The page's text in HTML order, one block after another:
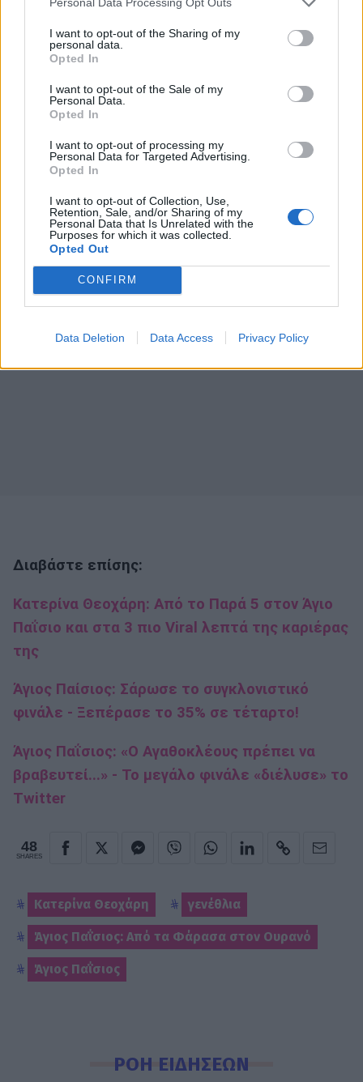
I want to opt-out of the Sharing of my
personal data.
Opted In
I want to opt-out of the Sale of my
Personal Data.
Opted In
I want to opt-out of processing my
Personal Data for Targeted Advertising.
Opted In
I want to opt-out of Collection, Use,
Retention, Sale, and/or Sharing of my
Personal Data that Is Unrelated with the
Purposes for which it was collected.
Opted Out
CONFIRM
Data Deletion Data Access Privacy Policy
Διαβάστε επίσης:
Κατερίνα Θεοχάρη: Από το Παρά 5 στον Άγιο
Παΐσιο και στα 3 πιο Viral λεπτά της καριέρας
της
Άγιος Παίσιος: Σάρωσε το συγκλονιστικό
φινάλε - Ξεπέρασε το 35% σε τέταρτο!
Άγιος Παΐσιος: «Ο Αγαθοκλέους πρέπει να
βραβευτεί...» - To μεγάλο φινάλε «διέλυσε» το
Twitter
48
SHARES
Κατερίνα Θεοχάρη γενέθλια
Άγιος Παΐσιος: Από τα Φάρασα στον Ουρανό
Άγιος Παΐσιος
ΡΟΗ ΕΙΔΗΣΕΩΝ